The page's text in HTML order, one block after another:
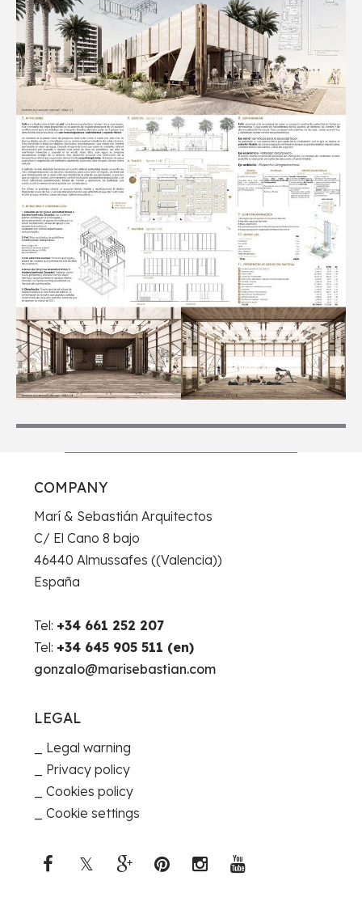
COMPANY
Marí & Sebastián Arquitectos
C/ El Cano 8 bajo
46440 Almussafes ((Valencia))
España
Tel: +34 661 252 207
Tel: +34 645 905 511 (en)
gonzalo@marisebastian.com
LEGAL
Legal warning
Privacy policy
Cookies policy
Cookie settings